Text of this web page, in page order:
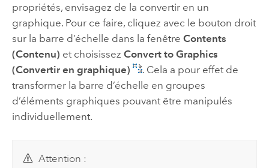
propriétés, envisagez de la convertir en un
graphique. Pour ce faire, cliquez avec le bouton droit
sur la barre d’échelle dans la fenêtre Contents
(Contenu) et choisissez Convert to Graphics
(Convertir en graphique)
. Cela a pour effet de
transformer la barre d’échelle en groupes
d’éléments graphiques pouvant être manipulés
individuellement.
Attention :